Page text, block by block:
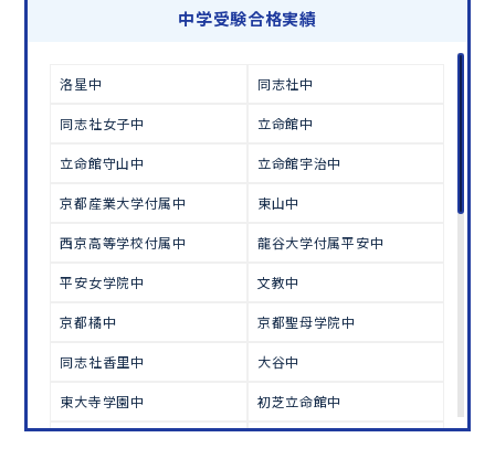
学習相談のお申し込みはこちら
中学受験合格実績
洛星中 同志社中
同志社女子中 立命館中
立命館守山中 立命館宇治中
京都産業大学付属中 東山中
西京高等学校付属中 龍谷大学付属平安中
平安女学院中 文教中
京都橘中 京都聖母学院中
同志社香里中 大谷中
東大寺学園中 初芝立命館中